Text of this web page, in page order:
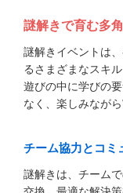
謎解きで育む多
謎解きイベントは
るさまざまなスキ
遊びの中に学びの
なく、楽しみなが
チーム協力とコミ
謎解きは、チーム